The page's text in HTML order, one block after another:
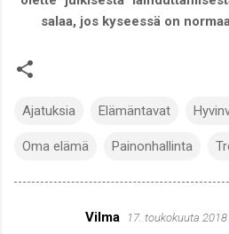
salaa, jos kyseessä on
Ajatuksia Elämäntavat
Oma elämä Painonhallinta
Vilma 17. toukokuuta